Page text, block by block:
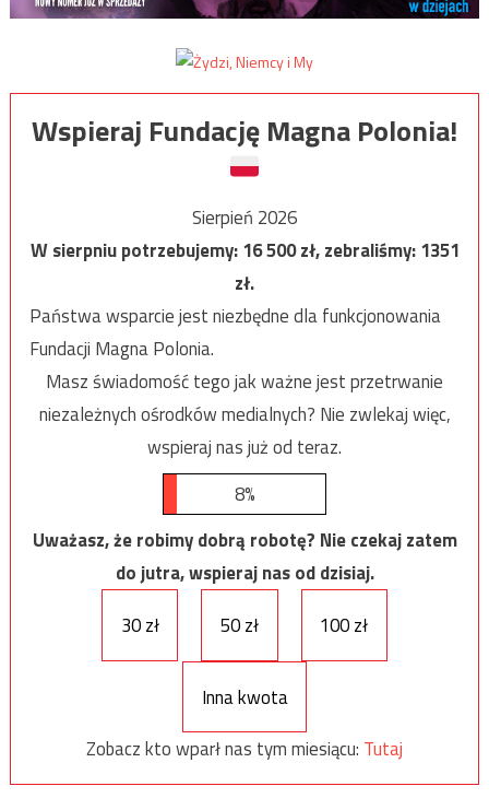
Wspieraj Fundację Magna Polonia!
Sierpień 2026
W sierpniu potrzebujemy:16 500zł, zebraliśmy:1351
zł.
Państwa wsparcie jest niezbędne dla funkcjonowania
Fundacji Magna Polonia.
Masz świadomość tego jak ważne jest przetrwanie
niezależnych ośrodków medialnych? Nie zwlekaj więc,
wspieraj nas już od teraz.
8%
Uważasz, że robimy dobrą robotę? Nie czekaj zatem
do jutra, wspieraj nas od dzisiaj.
30 zł
50 zł 100 zł
Inna kwota
Zobacz kto wparł nas tym miesiącu: Tutaj